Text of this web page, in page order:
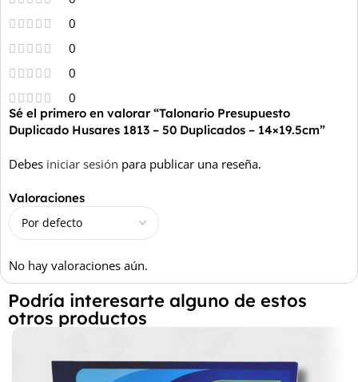
0
0
0
0
Valoraciones
No hay valoraciones aún.
Sé el primero en valorar “Talonario Presupuesto
Duplicado Husares 1813 – 50 Duplicados – 14×19.5cm”
Debes iniciar sesión para publicar una reseña.
Podría interesarte alguno de estos
otros productos